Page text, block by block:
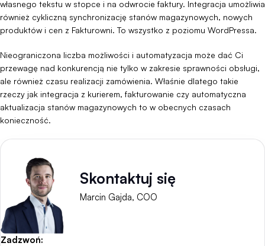
własnego tekstu w stopce i na odwrocie faktury. Integracja umożliwia
również cykliczną synchronizację stanów magazynowych, nowych
produktów i cen z Fakturowni. To wszystko z poziomu WordPressa.
Nieograniczona liczba możliwości i automatyzacja może dać Ci
przewagę nad konkurencją nie tylko w zakresie sprawności obsługi,
ale również czasu realizacji zamówienia. Właśnie dlatego takie
rzeczy jak integracja z kurierem, fakturowanie czy automatyczna
aktualizacja stanów magazynowych to w obecnych czasach
konieczność.
Skontaktuj się
Marcin Gajda, COO
Zadzwoń: